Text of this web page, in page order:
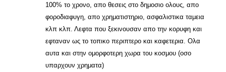
100% το χρονο, απο θεσεις στο δημοσιο ολους, απο
φοροδιαφυγη, απο χρηματιστηριο, ασφαλιστικα ταμεια
κλπ κλπ. Λεφτα που ξεκινουσαν απο την κορυφη και
εφταναν ως το τοπικο περιπτερο και καφετερια. Ολα
αυτα και στην ομορφοτερη χωρα του κοσμου (οσο
υπαρχουν χρηματα)